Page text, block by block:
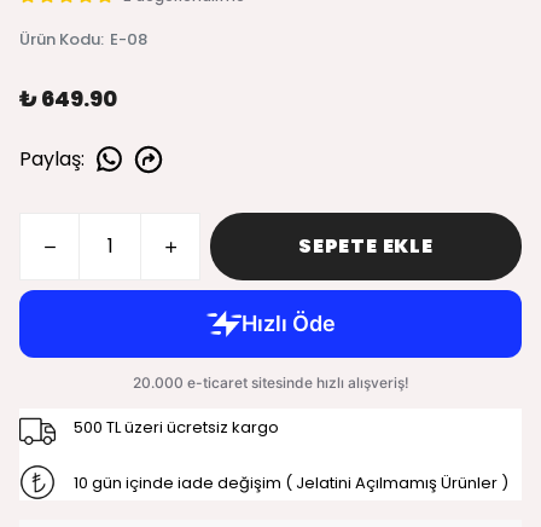
Ürün Kodu: E-08
₺ 649.90
Paylaş:
SEPETE EKLE
500 TL üzeri ücretsiz kargo
10 gün içinde iade değişim ( Jelatini Açılmamış Ürünler )